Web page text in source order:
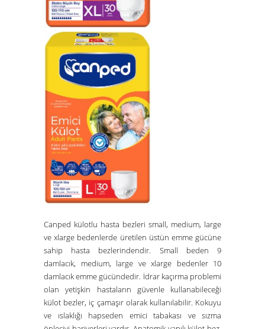
Canped külotlu hasta bezleri small, medium, large
ve xlarge bedenlerde üretilen üstün emme gücüne
sahip hasta bezlerindendir. Small beden 9
damlacık, medium, large ve xlarge bedenler 10
damlacık emme gücündedir. İdrar kaçırma problemi
olan yetişkin hastaların güvenle kullanabileceği
külot bezler, iç çamaşır olarak kullanılabilir. Kokuyu
ve ıslaklığı hapseden emici tabakası ve sızma